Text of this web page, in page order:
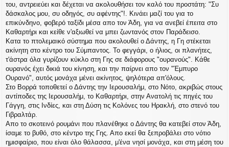
του, αντρειεύει και δέχεται να ακολουθήσει τον καλό του προστάτη: "Συ
δάσκαλος μου, συ οδηγός, συ αφέντης"!. Κινάει μαζί του για το
επικύνδηνο, φοβερό ταξίδι μέσα απο τον Άδη, για να ανεβεί έπειτα στο
Καθαρτήρι και κείθε ν'αξιωθεί να μπει ζωντανός στον Παράδεισο.
Κατα το πτολεμαικό σύστημα που ακολουθεί ο Δάντης, η Γη στέκεται
ακίνητη στο κέντρο του Σύμπαντος. Το φεγγάρι, ο ήλιος, οι πλανήτες,
τ'άστρα όλα γυρίζουν κύκλο στη Γης σε διάφορους "ουρανούς". Κάθε
ουρανός έχει δικιά του κίνηση, και την παίρνει απο τον "Έμπυρο
Ουρανό", αυτός μονάχα μένει ακίνητος, ψηλότερα απ'όλους.
Στο Βορρά τοποθετεί ο Δάντης την Ιερουσαλήμ, στο Νότο, ακριβώς στους
αντίποδες της Ιερουσαλήμ, το Καθαρτήρι, στην Ανατολή τις πηγές του
Γάγγη, στις Ινδίες, και στη Δύση τις Κολόνες του Ηρακλή, στο στενό του
Γιβραλτάρ.
Απο το σκοτεινό ρουμάνι που πλανέθηκε ο Δάντης θα κατεβεί στον Άδη,
ίσαμε το βυθό, στο κέντρο της Γης. Απο εκεί θα ξεπροβάλει στο νότιο
ημισφαίριο, που είναι όλο θάλασσα, μ'ένα νησί μονάχα, και στη μέση του